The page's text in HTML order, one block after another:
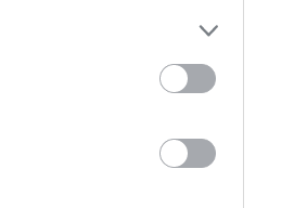
strandjai idén